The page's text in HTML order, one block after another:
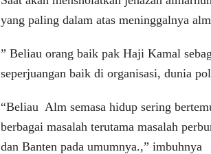
yang paling dalam atas meninggalnya
” Beliau orang baik pak Haji Kamal
seperjuangan baik di organisasi, dunia
“Beliau Alm semasa hidup sering
berbagai masalah terutama masalah
dan Banten pada umumnya.,” imbuhnya